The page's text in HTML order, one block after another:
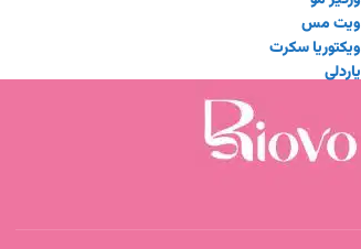
ویت مس
ویکتوریا سکرت
یاردلی